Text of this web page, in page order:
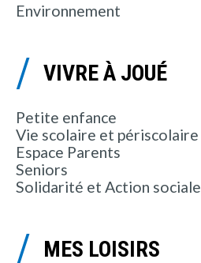
Environnement
VIVRE À JOUÉ
Petite enfance
Vie scolaire et périscolaire
Espace Parents
Seniors
Solidarité et Action sociale
MES LOISIRS